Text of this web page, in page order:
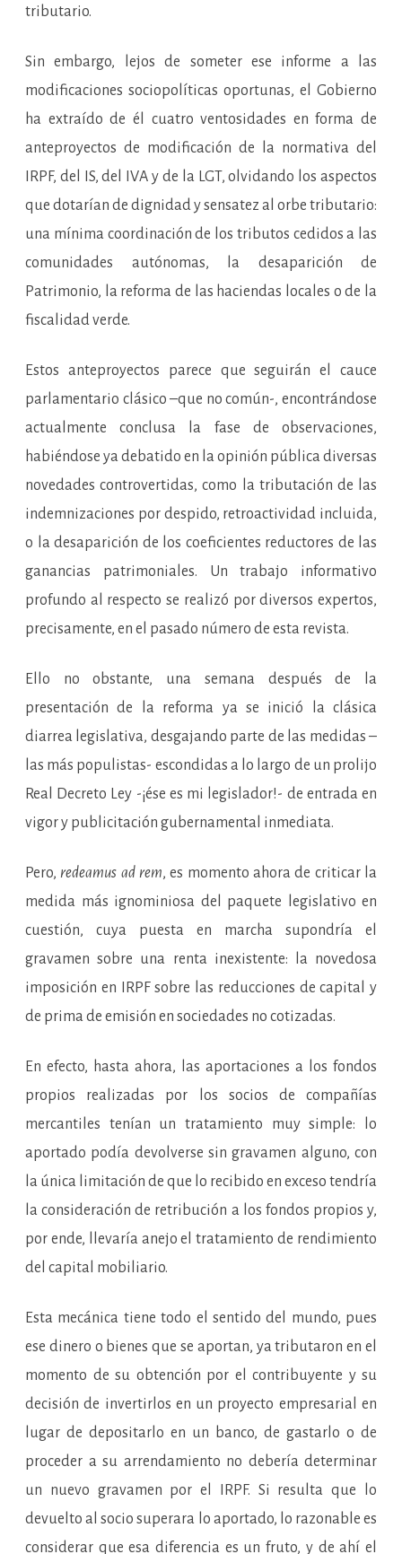
tributario.
Sin embargo, lejos de someter ese informe a las
modificaciones sociopolíticas oportunas, el Gobierno
ha extraído de él cuatro ventosidades en forma de
anteproyectos de modificación de la normativa del
IRPF, del IS, del IVA y de la LGT, olvidando los aspectos
que dotarían de dignidad y sensatez al orbe tributario:
una mínima coordinación de los tributos cedidos a las
comunidades autónomas, la desaparición de
Patrimonio, la reforma de las haciendas locales o de la
fiscalidad verde.
Estos anteproyectos parece que seguirán el cauce
parlamentario clásico –que no común-, encontrándose
actualmente conclusa la fase de observaciones,
habiéndose ya debatido en la opinión pública diversas
novedades controvertidas, como la tributación de las
indemnizaciones por despido, retroactividad incluida,
o la desaparición de los coeficientes reductores de las
ganancias patrimoniales. Un trabajo informativo
profundo al respecto se realizó por diversos expertos,
precisamente, en el pasado número de esta revista.
Ello no obstante, una semana después de la
presentación de la reforma ya se inició la clásica
diarrea legislativa, desgajando parte de las medidas –
las más populistas- escondidas a lo largo de un prolijo
Real Decreto Ley -¡ése es mi legislador!- de entrada en
vigor y publicitación gubernamental inmediata.
Pero,redeamus ad rem, es momento ahora de criticar la
medida más ignominiosa del paquete legislativo en
cuestión, cuya puesta en marcha supondría el
gravamen sobre una renta inexistente: la novedosa
imposición en IRPF sobre las reducciones de capital y
de prima de emisión en sociedades no cotizadas.
En efecto, hasta ahora, las aportaciones a los fondos
propios realizadas por los socios de compañías
mercantiles tenían un tratamiento muy simple: lo
aportado podía devolverse sin gravamen alguno, con
la única limitación de que lo recibido en exceso tendría
la consideración de retribución a los fondos propios y,
por ende, llevaría anejo el tratamiento de rendimiento
del capital mobiliario.
Esta mecánica tiene todo el sentido del mundo, pues
ese dinero o bienes que se aportan, ya tributaron en el
momento de su obtención por el contribuyente y su
decisión de invertirlos en un proyecto empresarial en
lugar de depositarlo en un banco, de gastarlo o de
proceder a su arrendamiento no debería determinar
un nuevo gravamen por el IRPF. Si resulta que lo
devuelto al socio superara lo aportado, lo razonable es
considerar que esa diferencia es un fruto, y de ahí el